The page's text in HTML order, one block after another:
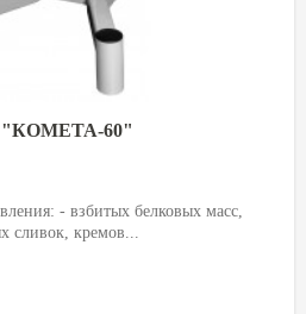
"КОМЕТА-60"
- взбитых белковых масс,
сливок, кремов...